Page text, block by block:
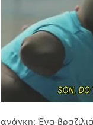
ανάγκη; Ένα